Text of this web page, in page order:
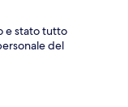
e stato tutto
del